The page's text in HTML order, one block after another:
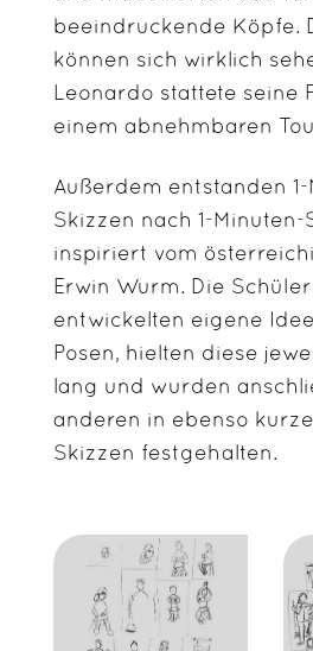
beeindruckende Köpfe.
können sich wirklich
Leonardo stattete seine
einem abnehmbaren
Außerdem entstanden
Skizzen nach 1-Minuten-
inspiriert vom
Erwin Wurm. Die
entwickelten eigene
Posen, hielten diese
lang und wurden
anderen in ebenso
Skizzen festgehalten.